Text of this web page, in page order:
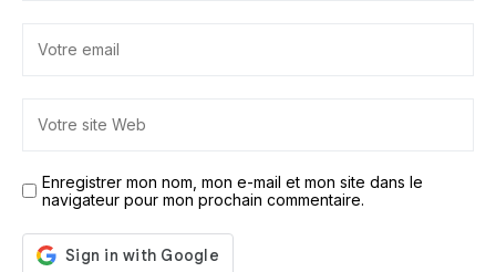
Enregistrer mon nom, mon e-mail et mon site dans le
navigateur pour mon prochain commentaire.